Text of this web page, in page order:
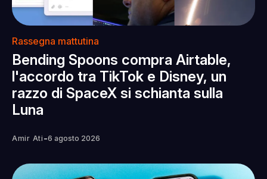
Rassegna mattutina
Bending Spoons compra Airtable,
l'accordo tra TikTok e Disney, un
razzo di SpaceX si schianta sulla
Luna
Amir Ati -6 agosto 2026